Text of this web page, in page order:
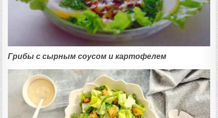
Грибы с сырным соусом и картофелем